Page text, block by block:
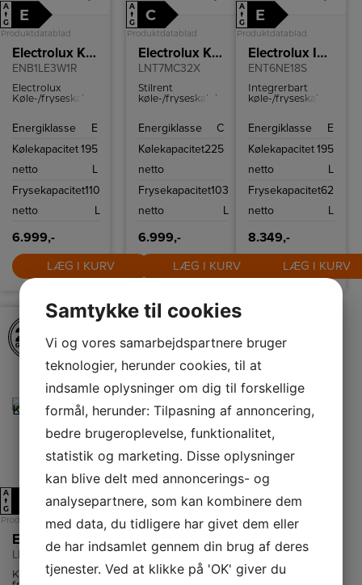
A
↑
G
E
Produktdatablad
Electrolux Køle-/fryseskab
ENB1LE3W1R
Electrolux
Køle-/fryseskab
liter.
Energiklasse
E
Kølekapacitet
netto
195
L
Frysekapacitet
netto
110
L
6.999,-
LÆG I KURV
A
↑
G
C
Produktdatablad
Electrolux Køle-/fryseskab
LNT7MC32X
Stilrent
køle-/fryseskab i
kapacitet og lavt
perfekt til det
Energiklasse
C
Kølekapacitet
netto
225
Frysekapacitet
netto
103
L
6.999,-
LÆG I KURV
A
↑
G
E
Produktdatablad
Electrolux Integrerbart køle-/fryseskab
ENT6NE18S
Integrerbart
køle-/fryseskab
samlet volumen
fordelt på 195 liter
frys.
Energiklasse
E
Kølekapacitet
netto
195
L
Frysekapacitet
netto
62
L
8.349,-
LÆG I KURV
A
↑
G
Produktdatablad
Electrolux Køle-/fryseskab
LNB1LE34WR
Køle-/fryseskab
↑
G
E
Produktdatablad
Electrolux Køle-/fryseskab
LNB1LE34XR
Køle-/fryseskab
Samtykke til cookies
Vi og vores samarbejdspartnere bruger
teknologier, herunder cookies, til at
indsamle oplysninger om dig til forskellige
formål, herunder: Tilpasning af annoncering,
bedre brugeroplevelse, funktionalitet,
statistik og marketing. Disse oplysninger
kan blive delt med annoncerings- og
analysepartnere, som kan kombinere dem
med data, du tidligere har givet dem eller
de har indsamlet gennem din brug af deres
tjenester. Ved at klikke på 'OK' giver du